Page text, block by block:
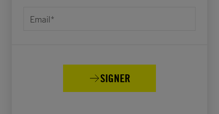
est asthmatique, demeure détenu dans un
Nous vous demandons instamment
d’abandonner les poursuites contre Yahaya
SIGNER